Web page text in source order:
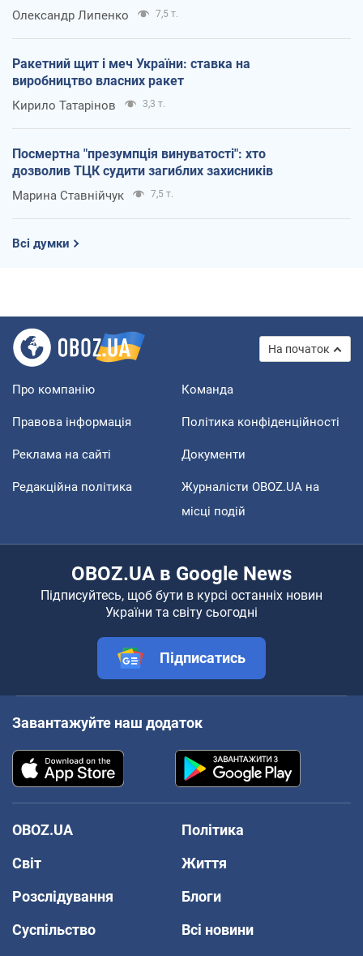
Олександр Липенко 7,5 т.
Ракетний щит і меч України: ставка на
виробництво власних ракет
Кирило Татарінов 3,3 т.
Посмертна "презумпція винуватості": хто
дозволив ТЦК судити загиблих захисників
Марина Ставнійчук 7,5 т.
Всі думки
На початок
Про компанію Команда
Правова інформація Політика конфіденційності
Реклама на сайті Документи
Редакційна політика
Журналісти OBOZ.UA на
місці подій
OBOZ.UA в Google News
Підписуйтесь, щоб бути в курсі останніх новин
України та світу сьогодні
Підписатись
Завантажуйте наш додаток
OBOZ.UA
Політика
Світ
Життя
Розслідування
Блоги
Суспільство
Всі новини